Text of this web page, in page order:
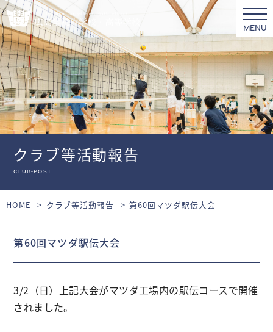
MENU
クラブ等活動報告
club-post
HOME クラブ等活動報告 第60回マツダ駅伝大会
第60回マツダ駅伝大会
3/2（日）上記大会がマツダ工場内の駅伝コースで開催
されました。